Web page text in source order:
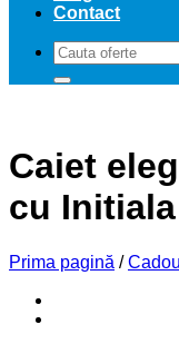
Contact
Caută
după:
Caiet
cu
Prima pagină /